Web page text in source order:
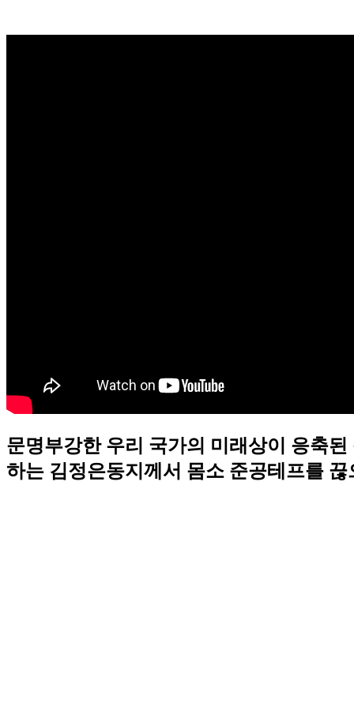
문명부강한 우리 국가의 미래상이 응축
하는 김정은동지께서 몸소 준공테프를 끊